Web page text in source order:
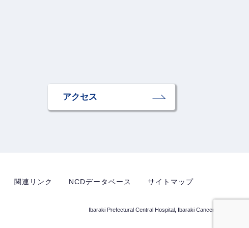
アクセス
関連リンク NCDデータベース サイトマップ
Ibaraki Prefectural Central Hospital, Ibaraki Cancer Center